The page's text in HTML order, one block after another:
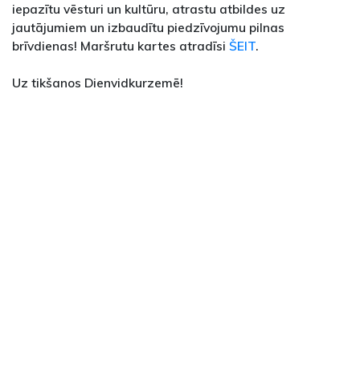
iepazītu vēsturi un kultūru, atrastu atbildes uz
jautājumiem un izbaudītu piedzīvojumu pilnas
brīvdienas! Maršrutu kartes atradīsi ŠEIT.
Uz tikšanos Dienvidkurzemē!